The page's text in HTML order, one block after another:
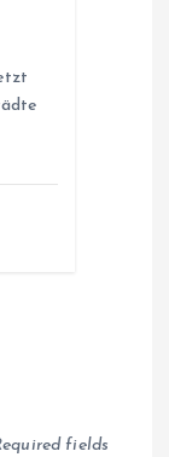
fields